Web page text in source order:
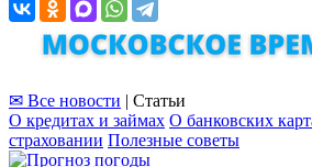
✉ Все новости | Статьи
О кредитах и займах О банковских
страховании Полезные советы